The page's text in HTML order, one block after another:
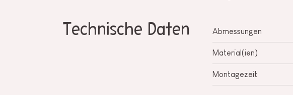
Technische Daten Abmessungen
Material(ien)
Montagezeit